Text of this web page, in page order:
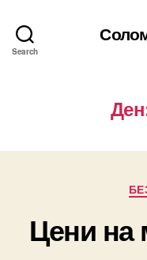
Search
Цени на